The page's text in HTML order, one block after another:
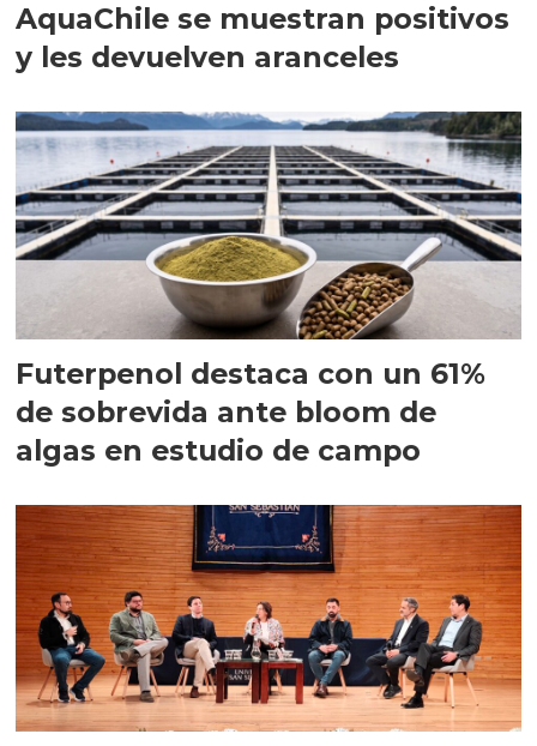
AquaChile se muestran positivos
y les devuelven aranceles
Futerpenol destaca con un 61%
de sobrevida ante bloom de
algas en estudio de campo